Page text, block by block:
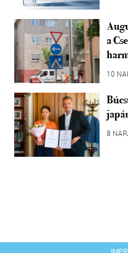
a
10
8